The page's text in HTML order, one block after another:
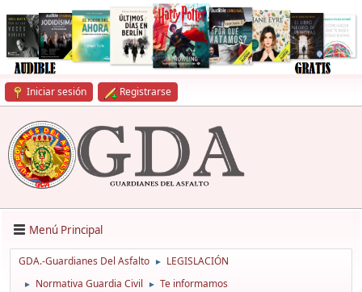
Iniciar sesión Registrarse
Menú Principal
GDA.-Guardianes Del Asfalto ► LEGISLACIÓN
► Normativa Guardia Civil ► Te informamos